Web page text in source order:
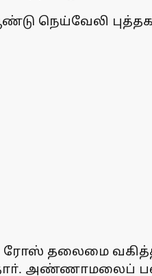
நெய்வேலி
தலைமை